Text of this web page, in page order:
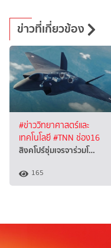
ข่าวที่เกี่ยวข้อง
#ข่าววิทยาศาสตร์และ
เทคโนโลยี#TNN ช่อง16
สิงคโปร์ซุ่มเจรจาร่วมโ…
165